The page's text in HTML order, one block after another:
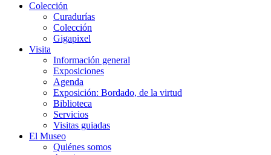
Colección
Curadurías
Colección
Gigapixel
Visita
Información general
Exposiciones
Agenda
Exposición: Bordado, de la virtud
Biblioteca
Servicios
Visitas guiadas
El Museo
Quiénes somos